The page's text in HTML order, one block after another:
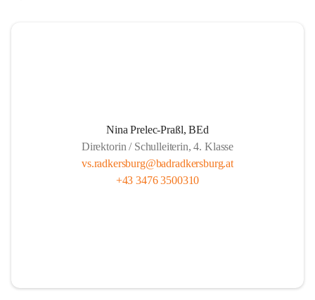
freitags von 13.00 bis 13.50 statt.
Es besteht für gemeldete Kinder Anwesenheitspflicht bis
16.00. Seit 1. September 2017 gibt es aber die gesetzliche
Klausel, dass auf Verlangen der Eltern die SchülerInnen
Nina Prelec-Praßl, BEd
Direktorin / Schulleiterin, 4. Klasse
vs.radkersburg@badradkersburg.at
+43 3476 3500310